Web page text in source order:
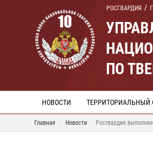
РОСГВАРДИЯ
ПО
НОВОСТИ ТЕРРИТОРИАЛЬНЫЙ
Главная Новости Росгвардия